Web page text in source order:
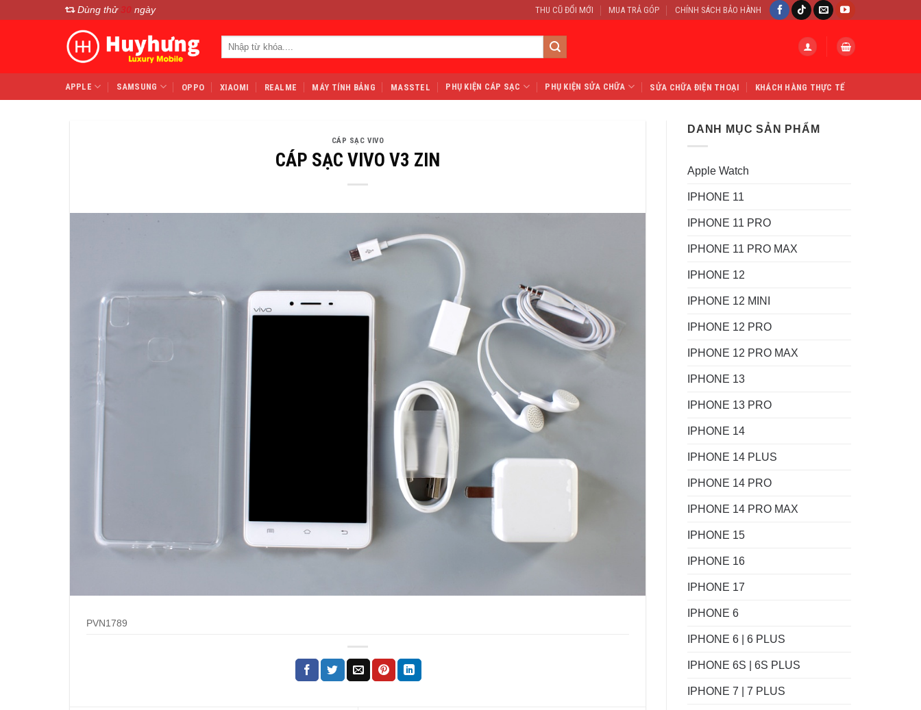
Dùng thử 30 ngày THU CŨ ĐỔI MỚI MUA TRẢ GÓP CHÍNH SÁCH BẢO HÀNH
APPLE SAMSUNG OPPO XIAOMI REALME MÁY TÍNH BẢNG MASSTEL PHỤ KIỆN CÁP SẠC PHỤ KIỆN SỬA CHỮA SỬA CHỮA ĐIỆN THOẠI KHÁCH HÀNG THỰC TẾ
CÁP SẠC VIVO
CÁP SẠC VIVO V3 ZIN
PVN1789
DANH MỤC SẢN PHẨM
Apple Watch
IPHONE 11
IPHONE 11 PRO
IPHONE 11 PRO MAX
IPHONE 12
IPHONE 12 MINI
IPHONE 12 PRO
IPHONE 12 PRO MAX
IPHONE 13
IPHONE 13 PRO
IPHONE 14
IPHONE 14 PLUS
IPHONE 14 PRO
IPHONE 14 PRO MAX
IPHONE 15
IPHONE 16
IPHONE 17
IPHONE 6
IPHONE 6 | 6 PLUS
IPHONE 6S | 6S PLUS
IPHONE 7 | 7 PLUS